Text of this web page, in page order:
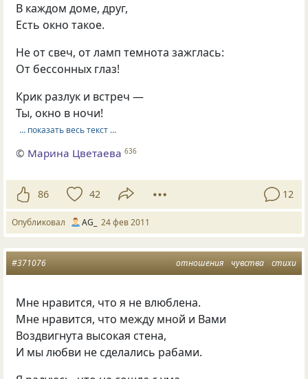
В каждом доме, друг,
Есть окно такое.
Не от свеч, от ламп темнота зажглась:
От бессонных глаз!
Крик разлук и встреч —
Ты, окно в ночи!
… показать весь текст …
© Марина Цветаева 636
86 42 12
Опубликовал AG_ 24 фев 2011
отношения чувства стихи
#371076
Мне нравится, что я не влюблена.
Мне нравится, что между мной и Вами
Воздвигнута высокая стена,
И мы любви не сделались рабами.